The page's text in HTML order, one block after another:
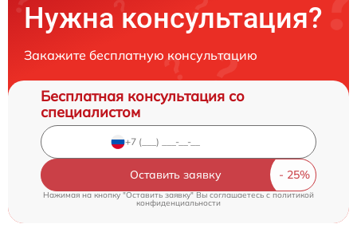
Нужна консультация?
Закажите бесплатную консультацию
Бесплатная консультация со
специалистом
Оставить заявку
Нажимая на кнопку "Оставить заявку" Вы соглашаетесь cполитикой
конфиденциальности